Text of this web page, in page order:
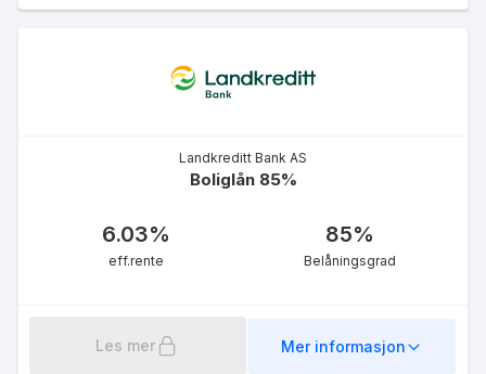
Landkreditt Bank AS
Boliglån 85%
6.03%
eff.rente
85%
Belåningsgrad
Les mer Mer informasjon